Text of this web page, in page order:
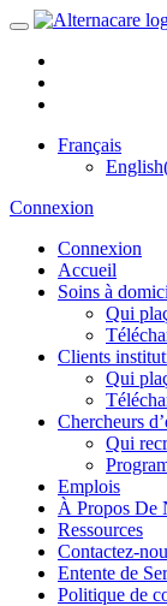
on
LinkedIn
Français
English
Connexion
Connexion
Accueil
Soins à
Qui
Clients
Qui
Chercheurs
Qui
Emplois
À Propos De
Ressources
Contactez-
Entente de
Politique de